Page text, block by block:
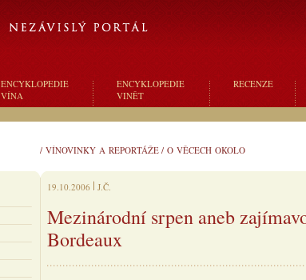
ENCYKLOPEDIE
VÍNA
ENCYKLOPEDIE
VINĚT
RECENZE
/ VÍNOVINKY A REPORTÁŽE / O VĚCECH OKOLO
19.10.2006 J.Č.
Mezinárodní srpen aneb
Bordeaux